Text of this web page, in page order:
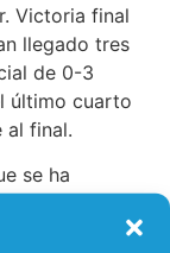
Victoria final
llegado tres
de 0-3
último cuarto
al final.
se ha
Español